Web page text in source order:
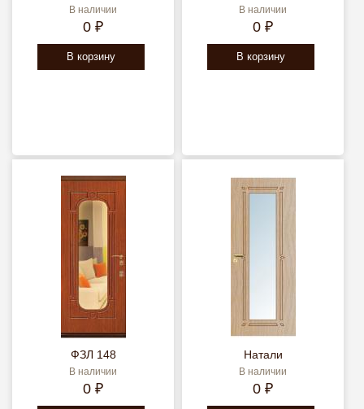
В наличии
0 ₽
В корзину
В наличии
0 ₽
В корзину
ФЗЛ 148
В наличии
0 ₽
Натали
В наличии
0 ₽